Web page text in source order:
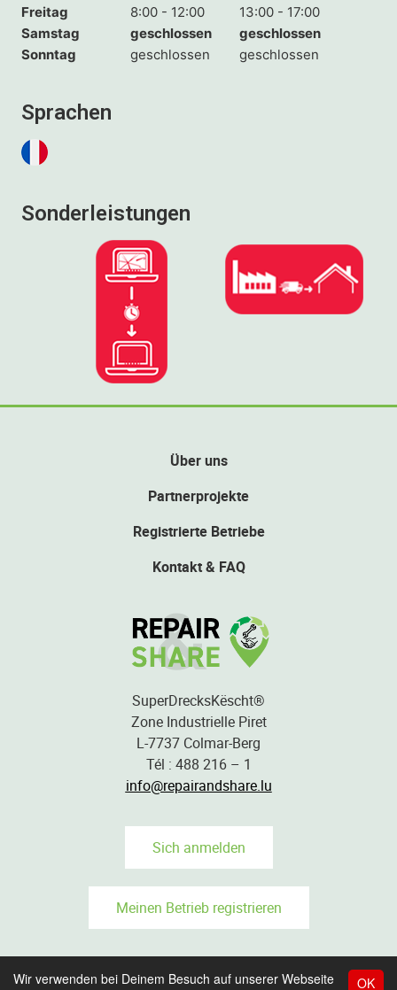
OK
Wir verwenden bei Deinem Besuch auf unserer Webseite
Freitag
8:00 - 12:00
13:00 - 17:00
Samstag
geschlossen
geschlossen
Sonntag
geschlossen geschlossen
Sprachen
Sonderleistungen
Über uns
Partnerprojekte
Registrierte Betriebe
Kontakt & FAQ
SuperDrecksKëscht®
Zone Industrielle Piret
L-7737 Colmar-Berg
Tél : 488 216 – 1
info@repairandshare.lu
Sich anmelden
Meinen Betrieb registrieren